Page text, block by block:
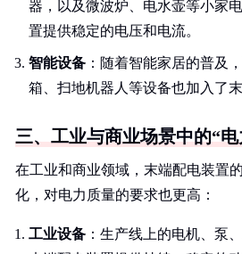
器，以及微波炉、电水壶等小家
置提供稳定的电压和电流。
智能设备 ：随着智能家居的普及
箱、扫地机器人等设备也加入了末
三、工业与商业场景中的“电
在工业和商业领域，末端配电装置
化，对电力质量的要求也更高：
工业设备 ：生产线上的电机、泵